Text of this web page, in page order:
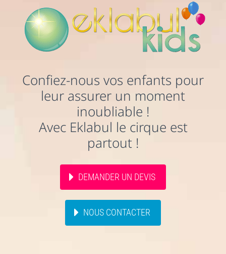
Confiez-nous vos enfants pour
leur assurer un moment
inoubliable !
Avec Eklabul le cirque est
partout !
DEMANDER UN DEVIS
NOUS CONTACTER